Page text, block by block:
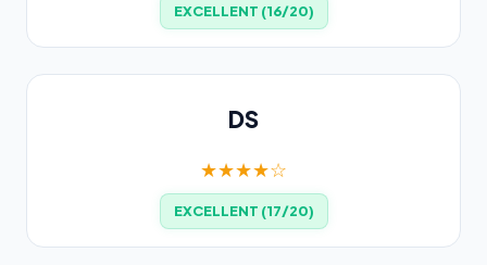
EXCELLENT (16/20)
DS
★★★★☆
EXCELLENT (17/20)